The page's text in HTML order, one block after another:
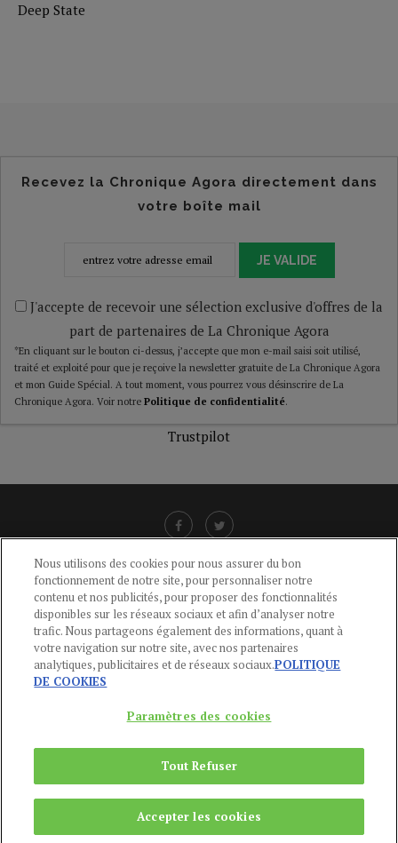
Deep State
Recevez la Chronique Agora directement dans
votre boîte mail
JE VALIDE
J'accepte de recevoir une sélection exclusive d'offres de la
part de partenaires de La Chronique Agora
*En cliquant sur le bouton ci-dessus, j’accepte que mon e-mail saisi soit utilisé,
traité et exploité pour que je reçoive la newsletter gratuite de La Chronique Agora
et mon Guide Spécial. A tout moment, vous pourrez vous désinscrire de La
Chronique Agora. Voir notre Politique de confidentialité.
Trustpilot
CGU-POLITIQUE DE CONFIDENTIALITÉ -POLITIQUE DES COOKIES
MENTIONS LÉGALES -AIDE
CONTACT
01 44 59 91 11
Du Lundi au Vendredi, 9h-13h et 14h-17h
Copyright © 2024Publications Agora
REMONTER
Nous utilisons des cookies pour nous assurer du bon
fonctionnement de notre site, pour personnaliser notre
contenu et nos publicités, pour proposer des fonctionnalités
disponibles sur les réseaux sociaux et afin d’analyser notre
trafic. Nous partageons également des informations, quant à
votre navigation sur notre site, avec nos partenaires
analytiques, publicitaires et de réseaux sociaux.POLITIQUE
DE COOKIES
Paramètres des cookies
Tout Refuser
Accepter les cookies